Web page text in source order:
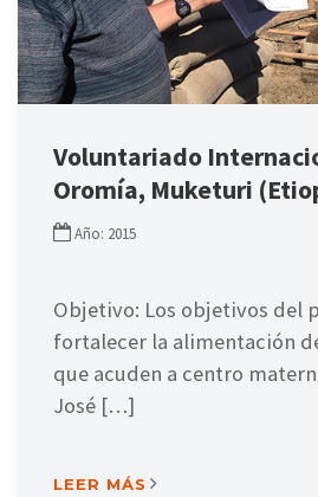
Voluntariado
Oromía, Muketuri
Año: 2015
Objetivo: Los objetivos del
fortalecer la alimentación
que acuden a centro
José […]
LEER MÁS